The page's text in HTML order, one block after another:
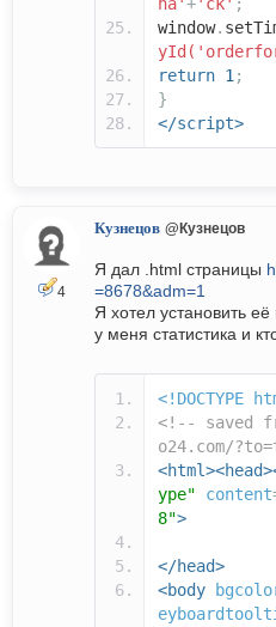
ha'+'ck' ;
window.
return 1;
}
</script>
4
Кузнецов @Кузнецов
Я дал .html страницы
=8678&adm=1
Я хотел установить
у меня статистика и
<!DOCTYPE
<!-- saved
o24.com/
ype"
content
8">
</head>
<body